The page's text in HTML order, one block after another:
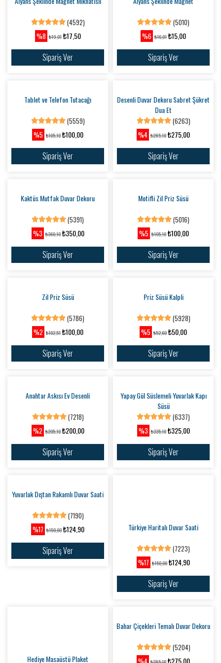
Doğum Nişan ve Söz Düğün İçin
%6 ₺16,01₺15,00
Sipariş Ver
Asker, Mezuniyet Gibi Özel Günler
İçin Magnet Mıknatıslı
(6889)
Asker, Mezuniyet Gibi Özel Günler
%6 ₺24,01₺22,50
Sipariş Ver
Alyans Şeklinde Magnet Mıknatıslı
(4592)
%8
₺19,01 ₺17,50
Sipariş Ver
Alyans Şeklinde Magnet
(5010)
%6 ₺16,01 ₺15,00
Sipariş Ver
Tablet ve Telefon Tutacağı
(5559)
Desenli Duvar Dekoru Sabret Şükret
Dua Et
(6263)
%4 ₺285,10 ₺275,00
Sipariş Ver
%3 ₺360,10₺350,00
Sipariş Ver
Zil Priz Süsü
%2 ₺102,51₺100,00
Sipariş Ver